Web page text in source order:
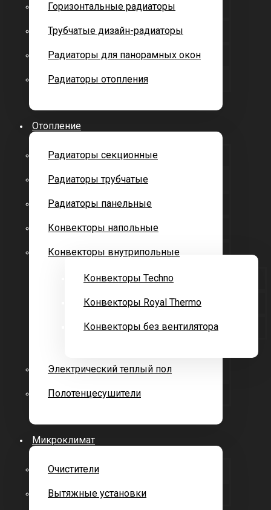
Горизонтальные радиаторы
Трубчатые дизайн-радиаторы
Радиаторы для панорамных окон
Радиаторы отопления
Отопление
Радиаторы секционные
Радиаторы трубчатые
Радиаторы панельные
Конвекторы напольные
Конвекторы внутрипольные
Конвекторы Techno
Конвекторы Royal Thermo
Конвекторы без вентилятора
Электрический теплый пол
Полотенцесушители
Микроклимат
Очистители
Вытяжные установки